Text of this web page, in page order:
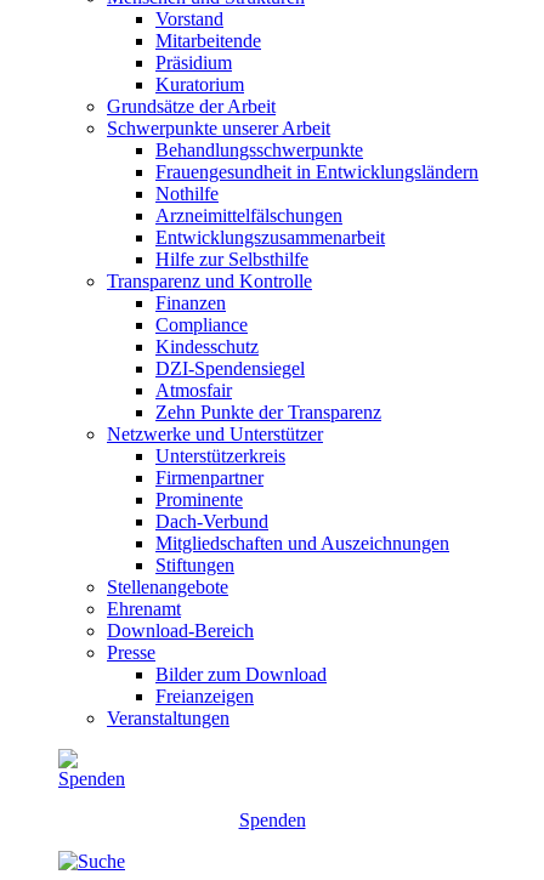
Vorstand
Mitarbeitende
Präsidium
Kuratorium
Grundsätze der Arbeit
Schwerpunkte unserer Arbeit
Behandlungs­schwerpunkte
Frauengesundheit in Entwicklungsländern
Nothilfe
Arzneimittel­fälschungen
Entwicklungs­zusammenarbeit
Hilfe zur Selbsthilfe
Transparenz und Kontrolle
Finanzen
Compliance
Kindesschutz
DZI-Spendensiegel
Atmosfair
Zehn Punkte der Transparenz
Netzwerke und Unterstützer
Unterstützerkreis
Firmenpartner
Prominente
Dach-Verbund
Mitgliedschaften und Auszeichnungen
Stiftungen
Stellenangebote
Ehrenamt
Download-Bereich
Presse
Bilder zum Download
Freianzeigen
Veranstaltungen
Spenden